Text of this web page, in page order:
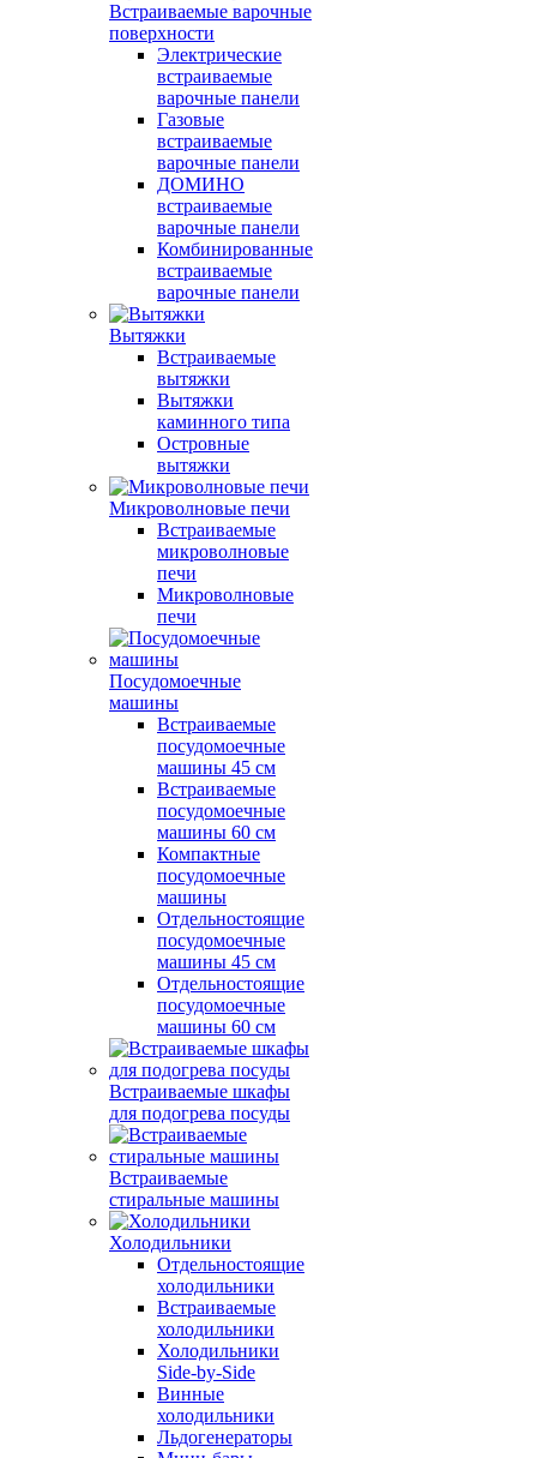
Встраиваемые варочные
поверхности
Электрические
встраиваемые
варочные панели
Газовые
встраиваемые
варочные панели
ДОМИНО
встраиваемые
варочные панели
Комбинированные
встраиваемые
варочные панели
Вытяжки
Встраиваемые
вытяжки
Вытяжки
каминного типа
Островные
вытяжки
Микроволновые печи
Встраиваемые
микроволновые
печи
Микроволновые
печи
Посудомоечные
машины
Встраиваемые
посудомоечные
машины 45 см
Встраиваемые
посудомоечные
машины 60 см
Компактные
посудомоечные
машины
Отдельностоящие
посудомоечные
машины 45 см
Отдельностоящие
посудомоечные
машины 60 см
Встраиваемые шкафы
для подогрева посуды
Встраиваемые
стиральные машины
Холодильники
Отдельностоящие
холодильники
Встраиваемые
холодильники
Холодильники
Side-by-Side
Винные
холодильники
Льдогенераторы